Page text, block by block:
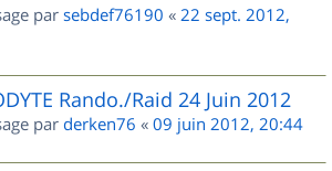
par sebdef76190 « 22 sept. 2012,
Rando./Raid 24 Juin 2012
par derken76 « 09 juin 2012, 20:44